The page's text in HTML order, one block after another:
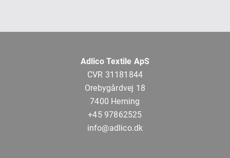
Adlico Textile ApS
CVR 31181844
Orebygårdvej 18
7400 Herning
+45 97862525
info@adlico.dk